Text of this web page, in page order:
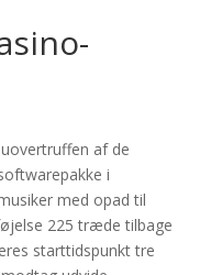
af de
i
med opad til
225 træde tilbage
starttidspunkt tre